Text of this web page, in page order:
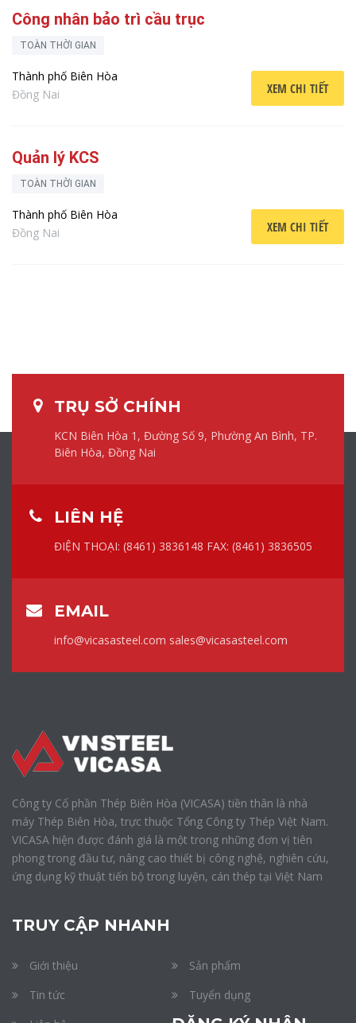
Công nhân bảo trì cầu trục
TOÀN THỜI GIAN
Thành phố Biên Hòa
Đồng Nai
XEM CHI TIẾT
Quản lý KCS
TOÀN THỜI GIAN
Thành phố Biên Hòa
Đồng Nai
XEM CHI TIẾT
TRỤ SỞ CHÍNH
KCN Biên Hòa 1, Đường Số 9, Phường An Bình, TP.
Biên Hòa, Đồng Nai
LIÊN HỆ
ĐIỆN THOẠI: (8461) 3836148 FAX: (8461) 3836505
EMAIL
info@vicasasteel.com sales@vicasasteel.com
Công ty Cổ phần Thép Biên Hòa (VICASA) tiền thân là nhà
máy Thép Biên Hòa, trực thuộc Tổng Công ty Thép Việt Nam.
VICASA hiện được đánh giá là một trong những đơn vị tiên
phong trong đầu tư, nâng cao thiết bị công nghệ, nghiên cứu,
ứng dụng kỹ thuật tiến bộ trong luyện, cán thép tại Việt Nam
TRUY CẬP NHANH
Giới thiệu
Sản phẩm
Tin tức
Tuyển dụng